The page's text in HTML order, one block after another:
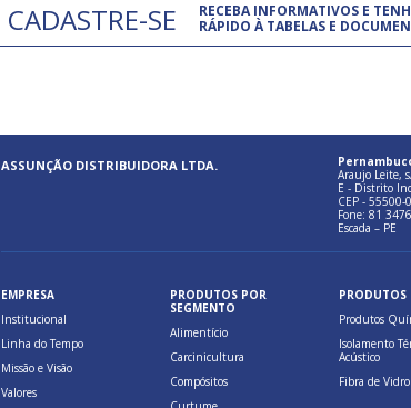
CADASTRE-SE
RECEBA INFORMATIVOS E
RÁPIDO À TABELAS E
ASSUNÇÃO DISTRIBUIDORA LTDA.
Araujo Leite,
E - Distrito
CEP - 55500-
Fone: 81
Escada – PE
EMPRESA
Institucional
Linha do Tempo
Missão e Visão
Valores
PRODUTOS POR
SEGMENTO
Alimentício
Carcinicultura
Compósitos
PRODUTOS
Produtos
Isolamento
Acústico
Fibra de Vidro